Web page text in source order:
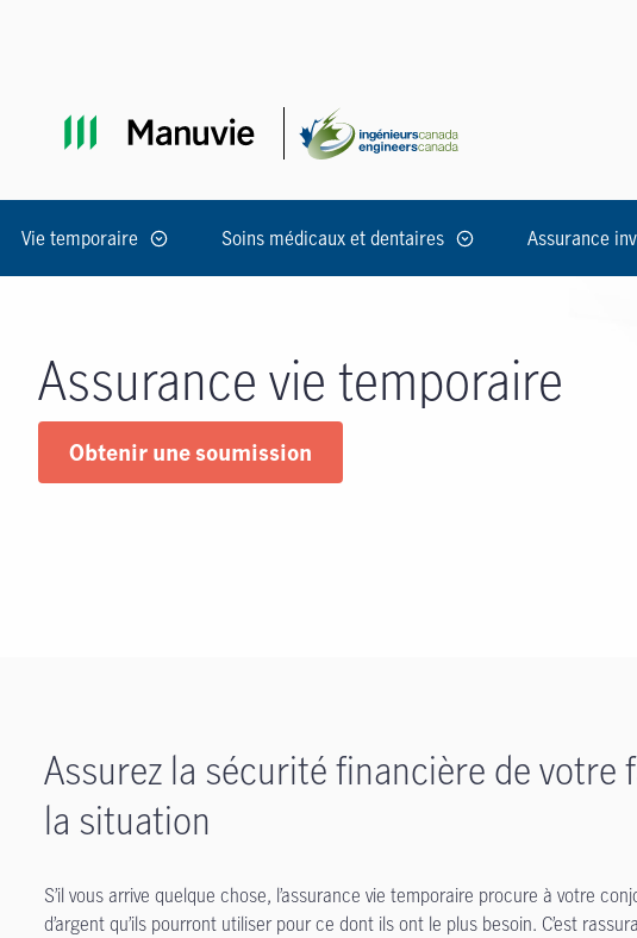
Vie temporaire Soins médicaux et dentaires Assurance
Assurance vie temporaire
Obtenir une soumission
Assurez la sécurité financière de votre
la situation
S’il vous arrive quelque chose, l’assurance vie temporaire procure à votre
d’argent qu’ils pourront utiliser pour ce dont ils ont le plus besoin. C’est